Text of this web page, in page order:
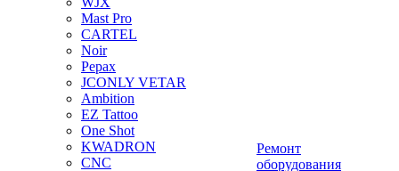
Mast Pro
CARTEL
Noir
Pepax
JCONLY VETAR
Ambition
EZ Tattoo
One Shot
KWADRON
CNC
Ремонт
оборудования